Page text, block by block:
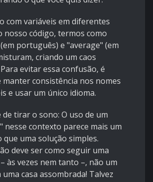
com variáveis em diferentes
nosso código, termos como
português) e "average" (em
criando um caos
evitar essa confusão, é
consistência nos nomes
e usar um único idioma.
de tirar o sono: O uso de um
nesse contexto parece mais um
uma solução simples.
deve ser como seguir uma
às vezes nem tanto –, não um
uma casa assombrada! Talvez